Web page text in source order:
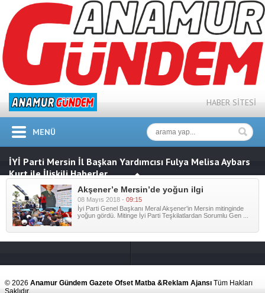
HABER SİTESİ
MENÜ
İYİ Parti Mersin İl Başkan Yardımcısı Fulya Melisa Aybars
Kurt ile İlişkili Haberler
Akşener’e Mersin’de yoğun ilgi
08 Mayıs 2018 - 09:15
İyi Parti Genel Başkanı Meral Akşener'in Mersin mitinginde
yoğun gördü. Mitinge İyi Parti Teşkilatlardan Sorumlu Gen ...
© 2026 Anamur Gündem Gazete Ofset Matba &Reklam Ajansı Tüm Hakları
Saklıdır.